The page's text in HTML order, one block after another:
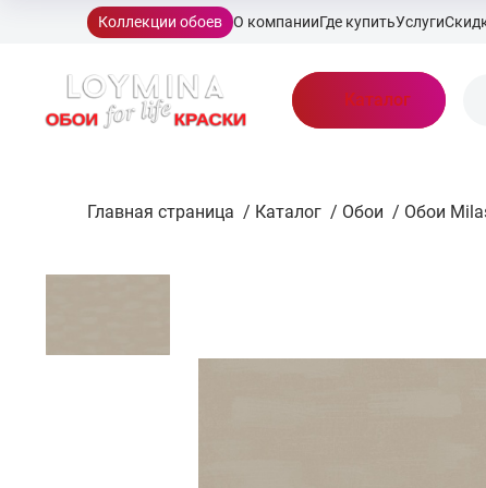
Коллекции обоев О компанииГде купитьУслуги
Каталог
Главная страница / Каталог / Обои / Обои